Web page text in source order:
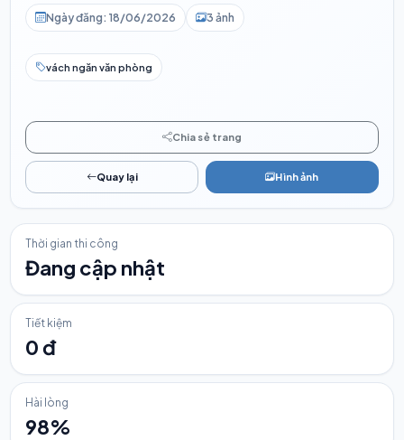
Ngày đăng: 18/06/2026 3 ảnh
vách ngăn văn phòng
Chia sẻ trang
Quay lại Hình ảnh
Thời gian thi công
Đang cập nhật
Tiết kiệm
0 đ
Hài lòng
98%